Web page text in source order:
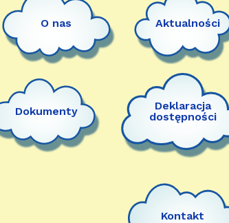
O nas Aktualności
Dokumenty
Deklaracja
dostępności
Kontakt